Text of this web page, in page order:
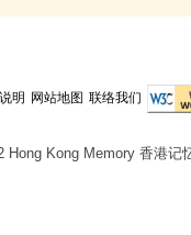
明 网站地图 联络我们
Hong Kong Memory 香港记